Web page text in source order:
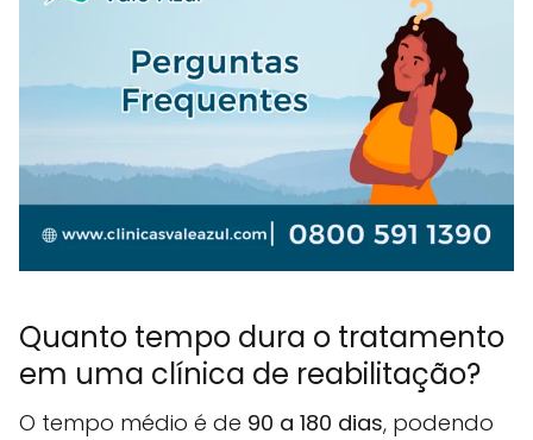
Quanto tempo dura o tratamento
em uma clínica de reabilitação?
O tempo médio é de 90 a 180 dias, podendo